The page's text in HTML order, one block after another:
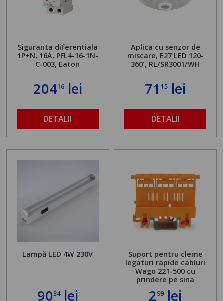
Siguranta diferentiala
1P+N, 16A, PFL4-16-1N-
C-003, Eaton
20416lei
DETALII
Aplica cu senzor de
miscare, E27 LED 120-
360', RL/SR3001/WH
7115 lei
DETALII
Lampă LED 4W 230V
9034lei
Suport pentru cleme
legaturi rapide cabluri
Wago 221-500 cu
prindere pe sina
299lei